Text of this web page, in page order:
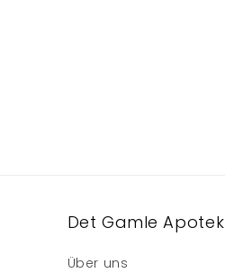
Det Gamle Apotek
Über uns